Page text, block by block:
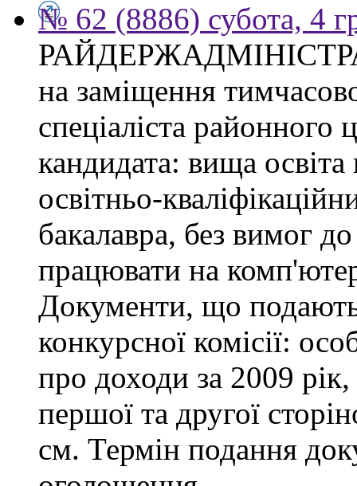
№ 62 (8886) субота, 4
на заміщення
спеціаліста
кандидата: вища
освітньо-
бакалавра, без вимог
працювати на
Документи, що
конкурсної комісії:
про доходи за 2009 рік,
першої та другої
см. Термін подання